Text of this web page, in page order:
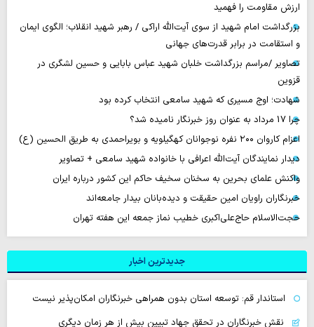
ارزش مقاومت را فهمید
بزرگداشت امام شهید از سوی آیت‌الله اراکی / رهبر شهید انقلاب؛ الگوی ایمان
و استقامت در برابر قدرت‌های جهانی
تصاویر /مراسم بزرگداشت خلبان شهید عباس بابایی و حسین لشگری در
قزوین
شهادت؛ اوج مسیری که شهید سامعی انتخاب کرده بود
چرا 17 مرداد به عنوان روز خبرنگار نامیده شد؟
اعزام کاروان ۲۰۰ نفره نوجوانان کهگیلویه و بویراحمدی به طریق الحسین (ع)
دیدار نمایندگان آیت‌الله اعرافی با خانواده شهید سامعی + تصاویر
واکنش علمای بحرین به سخنان سخیف حاکم این کشور درباره ایران
خبرنگاران راویان امین حقیقت و دیده‌بانان بیدار جامعه‌اند
حجت‌الاسلام حاج‌علی‌اکبری خطیب نماز جمعه این هفته تهران
جدیدترین اخبار
استاندار قم: توسعه استان بدون همراهی خبرنگاران امکان‌پذیر نیست
نقش خبرنگاران در تحقق جهاد تبیین بیش از هر زمان دیگری